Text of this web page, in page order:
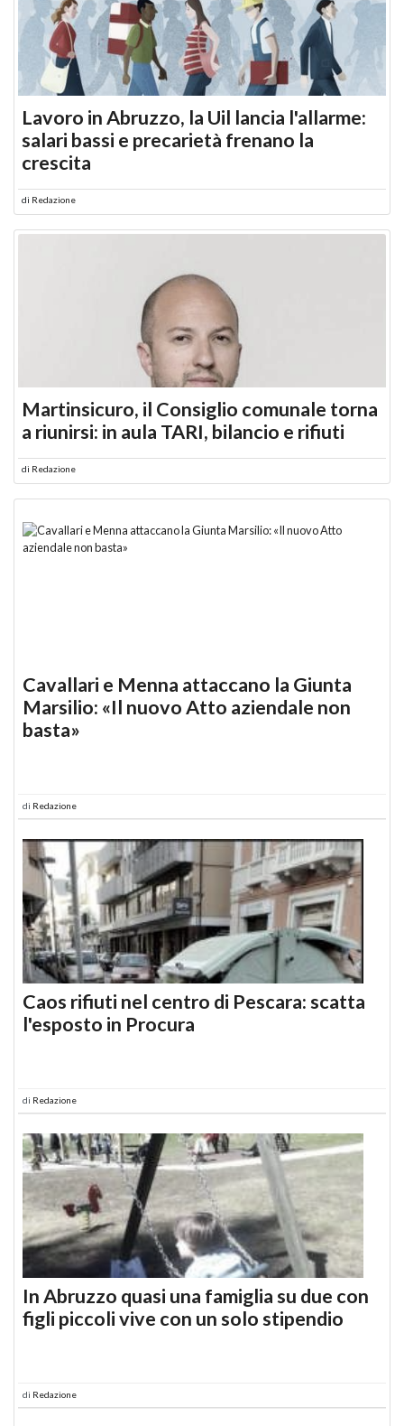
Lavoro in Abruzzo, la Uil lancia l'allarme:
salari bassi e precarietà frenano la
crescita
di Redazione
Martinsicuro, il Consiglio comunale torna
a riunirsi: in aula TARI, bilancio e rifiuti
di Redazione
Cavallari e Menna attaccano la Giunta
Marsilio: «Il nuovo Atto aziendale non
basta»
di Redazione
Caos rifiuti nel centro di Pescara: scatta
l'esposto in Procura
di Redazione
In Abruzzo quasi una famiglia su due con
figli piccoli vive con un solo stipendio
di Redazione